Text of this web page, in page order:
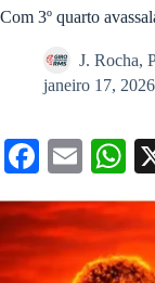
Com 3º quarto
J. Rocha,
janeiro 17, 2026
Fa
ce
bo
ok
E
m
ail ts
A